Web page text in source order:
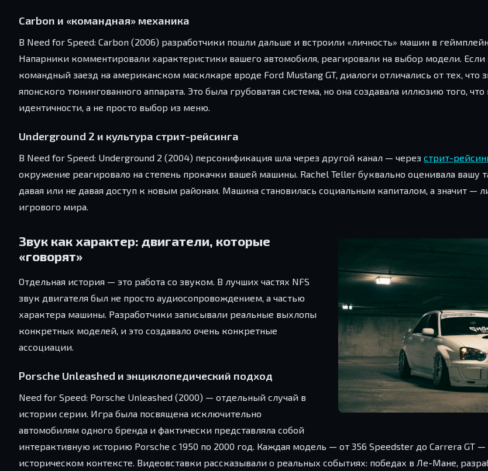
Carbon и «командная» механика
В Need for Speed: Carbon (2006) разработчики пошли дальше и встроили «личность» машин в
Напарники комментировали характеристики вашего автомобиля, реагировали на выбор модели.
командный заезд на американском масклкаре вроде Ford Mustang GT, диалоги отличались от тех, что
японского тюнингованного аппарата. Это была грубоватая система, но она создавала иллюзию того,
идентичности, а не просто выбор из меню.
Underground 2 и культура стрит-рейсинга
В Need for Speed: Underground 2 (2004) персонификация шла через другой канал — через стрит-
окружение реагировало на степень прокачки вашей машины. Rachel Teller буквально оценивала вашу
давая или не давая доступ к новым районам. Машина становилась социальным капиталом, а значит —
игрового мира.
Звук как характер: двигатели, которые
«говорят»
Отдельная история — это работа со звуком. В лучших частях NFS
звук двигателя был не просто аудиосопровождением, а частью
характера машины. Разработчики записывали реальные выхлопы
конкретных моделей, и это создавало очень конкретные
ассоциации.
Porsche Unleashed и энциклопедический подход
Need for Speed: Porsche Unleashed (2000) — отдельный случай в
истории серии. Игра была посвящена исключительно
автомобилям одного бренда и фактически представляла собой
интерактивную историю Porsche с 1950 по 2000 год. Каждая модель — от 356 Speedster до Carrera GT —
историческом контексте. Видеовставки рассказывали о реальных событиях: победах в Ле-Мане,